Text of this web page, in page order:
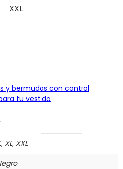
XXL
y bermudas con control
tu vestido
XL, XXL